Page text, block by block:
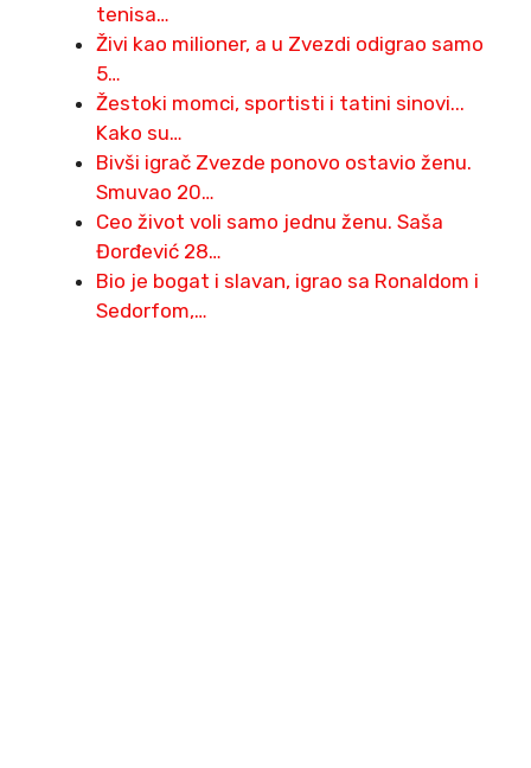
tenisa…
Živi kao milioner, a u Zvezdi odigrao samo
5…
Žestoki momci, sportisti i tatini sinovi...
Kako su…
Bivši igrač Zvezde ponovo ostavio ženu.
Smuvao 20…
Ceo život voli samo jednu ženu. Saša
Đorđević 28…
Bio je bogat i slavan, igrao sa Ronaldom i
Sedorfom,…